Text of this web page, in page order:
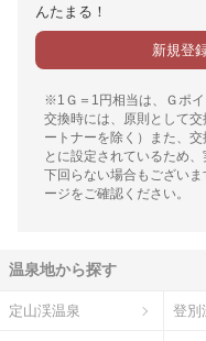
んたまる！
新規登
※1Ｇ＝1円相当は、Ｇポイ
交換時には、原則として
ートナーを除く）また、
とに設定されているため
下回らない場合もござい
ージをご確認ください。
温泉地から探す
定山渓温泉 登別